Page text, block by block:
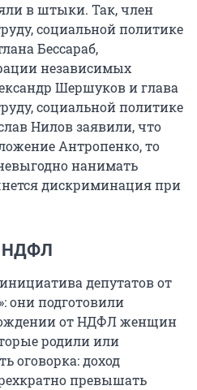
в штыки. Так, член
социальной политике
Бессараб,
независимых
Шершуков и глава
социальной политике
Нилов заявили, что
Антропенко, то
нанимать
дискриминация при
НДФЛ
депутатов от
они подготовили
от НДФЛ женщин
родили или
оговорка: доход
превышать